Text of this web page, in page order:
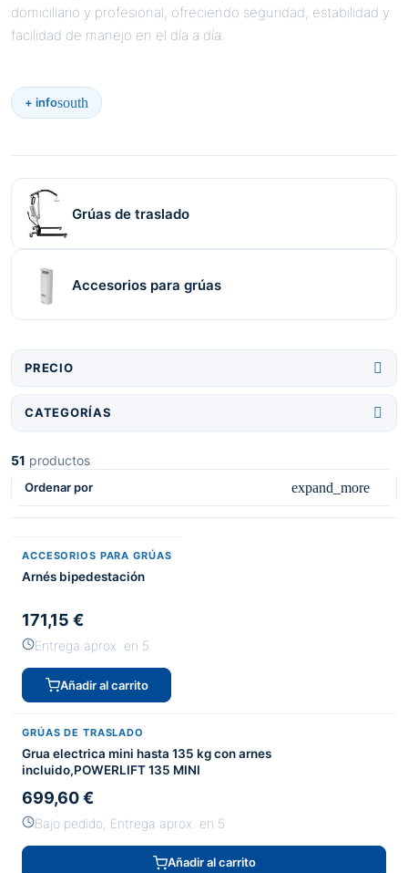
domiciliario y profesional, ofreciendo seguridad, estabilidad y
facilidad de manejo en el día a día.
+ infosouth
Grúas de traslado
Accesorios para grúas
PRECIO 
CATEGORÍAS 
51 productos
Ordenar por expand_more
ACCESORIOS PARA GRÚAS
Arnés bipedestación
171,15 €
Entrega aprox. en 5
Añadir al carrito
GRÚAS DE TRASLADO
Grua electrica mini hasta 135 kg con arnes
incluido,POWERLIFT 135 MINI
699,60 €
Bajo pedido, Entrega aprox. en 5
Añadir al carrito